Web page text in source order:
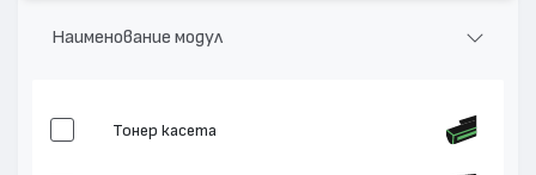
Наименование модул
Тонер касета